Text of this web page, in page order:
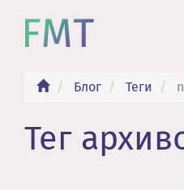
Блог Теги
Тег